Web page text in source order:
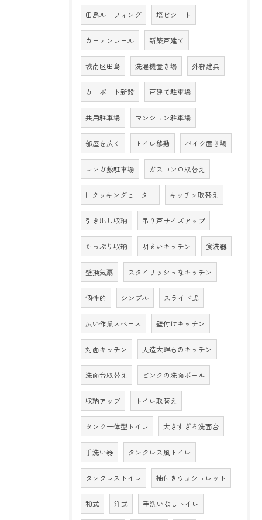
田島ルーフィング 塩ビシート
カーテンレール 新築戸建て
城南区田島 洗濯機置き場 外部建具
カーポート新設 戸建て駐車場
共用駐車場 マンション駐車場
部屋を広く トイレ移動 バイク置き場
レンガ敷駐車場 ガスコンロ取替え
IHクッキングヒーター キッチン取替え
引き出し収納 吊り戸サイズアップ
たっぷり収納 明るいキッチン 食洗器
壁換気扇 スタイリッシュなキッチン
個性的 シンプル スライド式
広い作業スペース 壁付けキッチン
対面キッチン 人造大理石のキッチン
洗面台取替え ピンクの洗面ボール
収納アップ トイレ取替え
タンク一体型トイレ 大きすぎる洗面台
手洗い器 タンクレス風トイレ
タンクレストイレ 袖付きウォシュレット
和式 洋式 手洗いなしトイレ